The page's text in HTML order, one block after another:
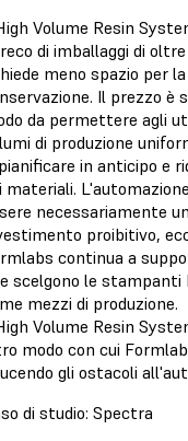
Volume Resin
di imballaggi di
meno spazio per la
Il prezzo è
da permettere agli
di produzione
in anticipo e
materiali.
necessariamente un
proibitivo,
continua a
scelgono le
mezzi di produzione.
Volume Resin
modo con cui
gli ostacoli
di studio: Spectra